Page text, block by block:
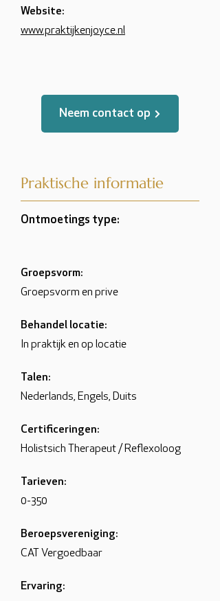
Website:
www.praktijkenjoyce.nl
Neem contact op
Praktische informatie
Ontmoetings type:
Groepsvorm:
Groepsvorm en prive
Behandel locatie:
In praktijk en op locatie
Talen:
Nederlands, Engels, Duits
Certificeringen:
Holistsich Therapeut / Reflexoloog
Tarieven:
0-350
Beroepsvereniging:
CAT Vergoedbaar
Ervaring: